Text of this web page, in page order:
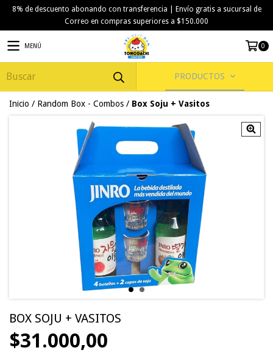
8% de descuento abonando con transferencia | Envío gratis a sucursal de
Correo en compras superiores a $150.000
MENÚ 0
PRODUCTOS
Inicio / Random Box - Combos / Box Soju + Vasitos
BOX SOJU + VASITOS
$31.000,00